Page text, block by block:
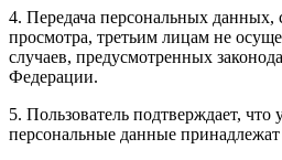
4. Передача персональных
просмотра, третьим лицам не
случаев, предусмотренных
Федерации.
5. Пользователь подтверждает, что
персональные данные